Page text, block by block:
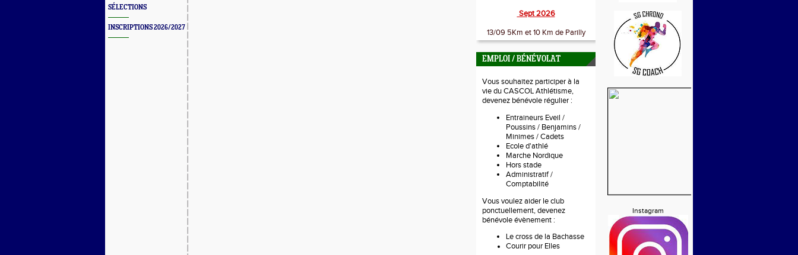
SÉLECTIONS
INSCRIPTIONS 2026/2027
Sept 2026
13/09 5Km et 10 Km de Parilly
EMPLOI / BÉNÉVOLAT
Vous souhaitez participer à la
vie du CASCOL Athlétisme,
devenez bénévole régulier :
Entraineurs Eveil /
Poussins / Benjamins /
Minimes / Cadets
Ecole d'athlé
Marche Nordique
Hors stade
Administratif /
Comptabilité
Vous voulez aider le club
ponctuellement, devenez
bénévole évènement :
Le cross de la Bachasse
Courir pour Elles
Instagram